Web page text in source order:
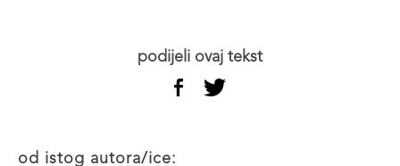
podijeli ovaj tekst
od istog autora/ice: